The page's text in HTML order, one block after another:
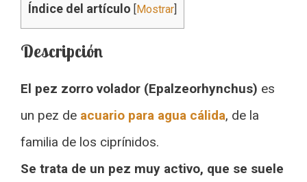
Índice del artículo [Mostrar]
Descripción
El pez zorro volador (Epalzeorhynchus) es
un pez de acuario para agua cálida, de la
familia de los ciprínidos.
Se trata de un pez muy activo, que se suele